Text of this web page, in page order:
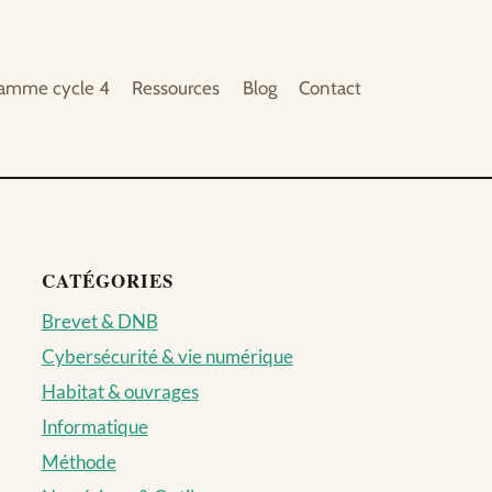
cycle 4 Ressources Blog Contact
CATÉGORIES
Brevet & DNB
Cybersécurité & vie numérique
Habitat & ouvrages
Informatique
Méthode